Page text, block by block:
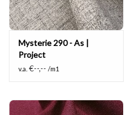
Mysterie 290 - As |
Project
v.a. €--,-- /m1